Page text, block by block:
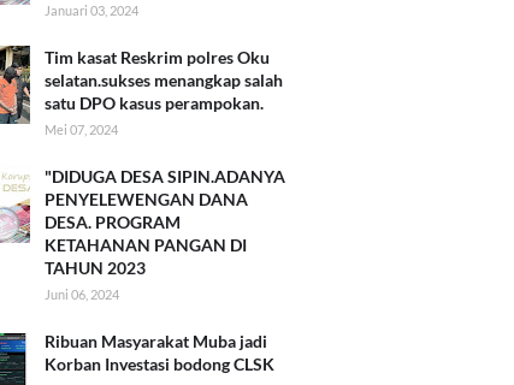
Januari 03, 2024
Tim kasat Reskrim polres Oku
selatan.sukses menangkap salah
satu DPO kasus perampokan.
Mei 07, 2024
"DIDUGA DESA SIPIN.ADANYA
PENYELEWENGAN DANA
DESA. PROGRAM
KETAHANAN PANGAN DI
TAHUN 2023
Juni 06, 2024
Ribuan Masyarakat Muba jadi
Korban Investasi bodong CLSK